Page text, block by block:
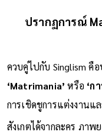
ปรากฏการณ์
ควบคู่ไปกับ Singlism คื
‘Matrimania’ หรือ ‘ก
การเชิดชูการแต่งงานแ
สังเกตได้จากละคร ภ